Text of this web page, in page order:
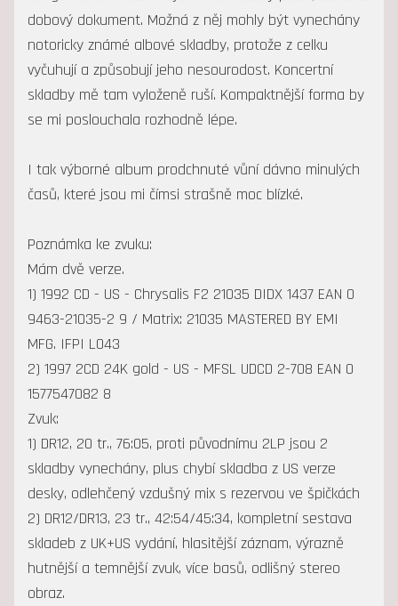
dobový dokument. Možná z něj mohly být vynechány
notoricky známé albové skladby, protože z celku
vyčuhují a způsobují jeho nesourodost. Koncertní
skladby mě tam vyloženě ruší. Kompaktnější forma by
se mi poslouchala rozhodně lépe.
I tak výborné album prodchnuté vůní dávno minulých
časů, které jsou mi čímsi strašně moc blízké.
Poznámka ke zvuku:
Mám dvě verze.
1) 1992 CD - US - Chrysalis F2 21035 DIDX 1437 EAN 0
9463-21035-2 9 / Matrix: 21035 MASTERED BY EMI
MFG. IFPI L043
2) 1997 2CD 24K gold - US - MFSL UDCD 2-708 EAN 0
1577547082 8
Zvuk:
1) DR12, 20 tr., 76:05, proti původnímu 2LP jsou 2
skladby vynechány, plus chybí skladba z US verze
desky, odlehčený vzdušný mix s rezervou ve špičkách
2) DR12/DR13, 23 tr., 42:54/45:34, kompletní sestava
skladeb z UK+US vydání, hlasitější záznam, výrazně
hutnější a temnější zvuk, více basů, odlišný stereo
obraz.